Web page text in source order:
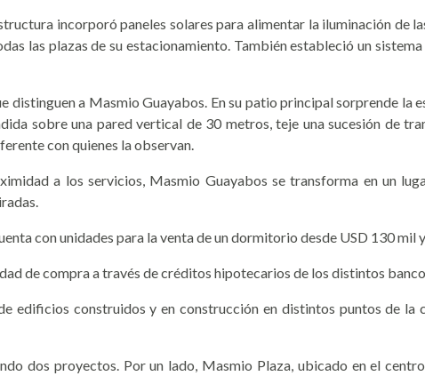
incorporó paneles solares para alimentar la iluminación de
las plazas de su estacionamiento. También estableció un
distinguen a Masmio Guayabos. En su patio principal sorprende la
sobre una pared vertical de 30 metros, teje una sucesión de
con quienes la observan.
a los servicios, Masmio Guayabos se transforma en un
con unidades para la venta de un dormitorio desde USD 130
de compra a través de créditos hipotecarios de los distintos
edificios construidos y en construcción en distintos puntos de la
dos proyectos. Por un lado, Masmio Plaza, ubicado en el